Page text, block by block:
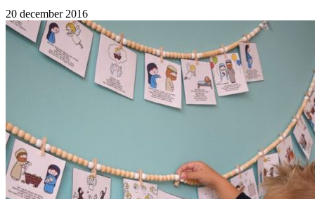
20 december 2016